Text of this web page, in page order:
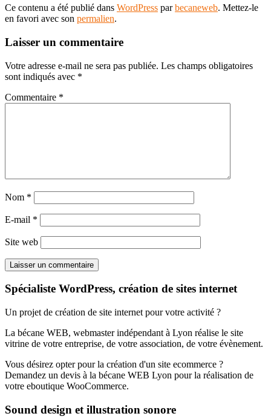
Ce contenu a été publié dans WordPress parbecaneweb. Mettez-le
en favori avec son permalien.
Laisser un commentaire
Votre adresse e-mail ne sera pas publiée. Les champs obligatoires
sont indiqués avec *
Commentaire *
Nom *
E-mail *
Site web
Spécialiste WordPress, création de sites internet
Un projet de création de site internet pour votre activité ?
La bécane WEB, webmaster indépendant à Lyon réalise le site
vitrine de votre entreprise, de votre association, de votre évènement.
Vous désirez opter pour la création d'un site ecommerce ?
Demandez un devis à la bécane WEB Lyon pour la réalisation de
votre eboutique WooCommerce.
Sound design et illustration sonore